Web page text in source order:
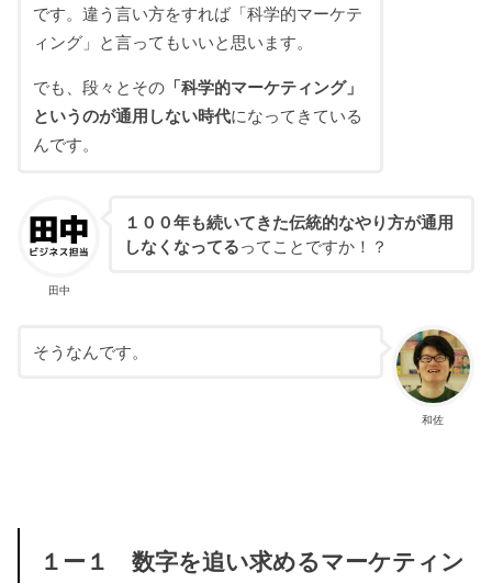
です。違う言い方をすれば「科学的マーケテ
ィング」と言ってもいいと思います。
でも、段々とその「科学的マーケティング」
というのが通用しない時代になってきている
んです。
田中
１００年も続いてきた伝統的なやり方が通用
しなくなってるってことですか！？
和佐
そうなんです。
１ー１ 数字を追い求めるマーケティン